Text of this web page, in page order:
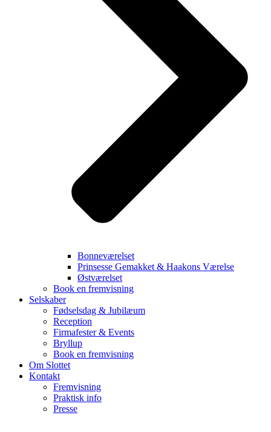
Bonneværelset
Prinsesse Gemakket & Haakons Værelse
Østværelset
Book en fremvisning
Selskaber
Fødselsdag & Jubilæum
Reception
Firmafester & Events
Bryllup
Book en fremvisning
Om Slottet
Kontakt
Fremvisning
Praktisk info
Presse